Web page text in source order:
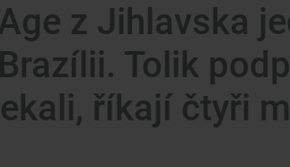
z Jihlavska
Tolik
říkají čtyři